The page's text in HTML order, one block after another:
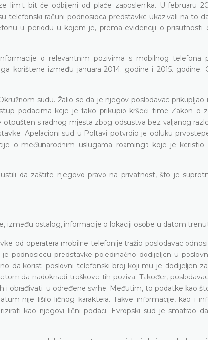
limit bit će odbijeni od plaće zaposlenika. U februaru
telefonski računi podnosioca predstavke ukazivali na to
u periodu u kojem je, prema evidenciji o prisutnosti
o relevantnim pozivima s mobilnog telefona
korištene između januara 2014. godine i 2015. godine.
sudu. Žalio se da je njegov poslodavac prikupljao
podacima koje je tako prikupio kršeći time Zakon o
s radnog mjesta zbog odsustva bez valjanog
Apelacioni sud u Poltavi potvrdio je odluku
o međunarodnim uslugama roaminga koje je koristio
da zaštite njegovo pravo na privatnost, što je
između ostalog, informacije o lokaciji osobe u datom
od operatera mobilne telefonije tražio poslodavac
podnosiocu predstavke pojedinačno dodijeljen u
da koristi poslovni telefonski broj koji mu je dodijeljen
da nadoknadi troškove tih poziva. Također,
i obrađivati u određene svrhe. Međutim, to podatke kao
nije lišilo ličnog karaktera. Takve informacije, kao i
kao njegovi lični podaci. Evropski sud je smatrao